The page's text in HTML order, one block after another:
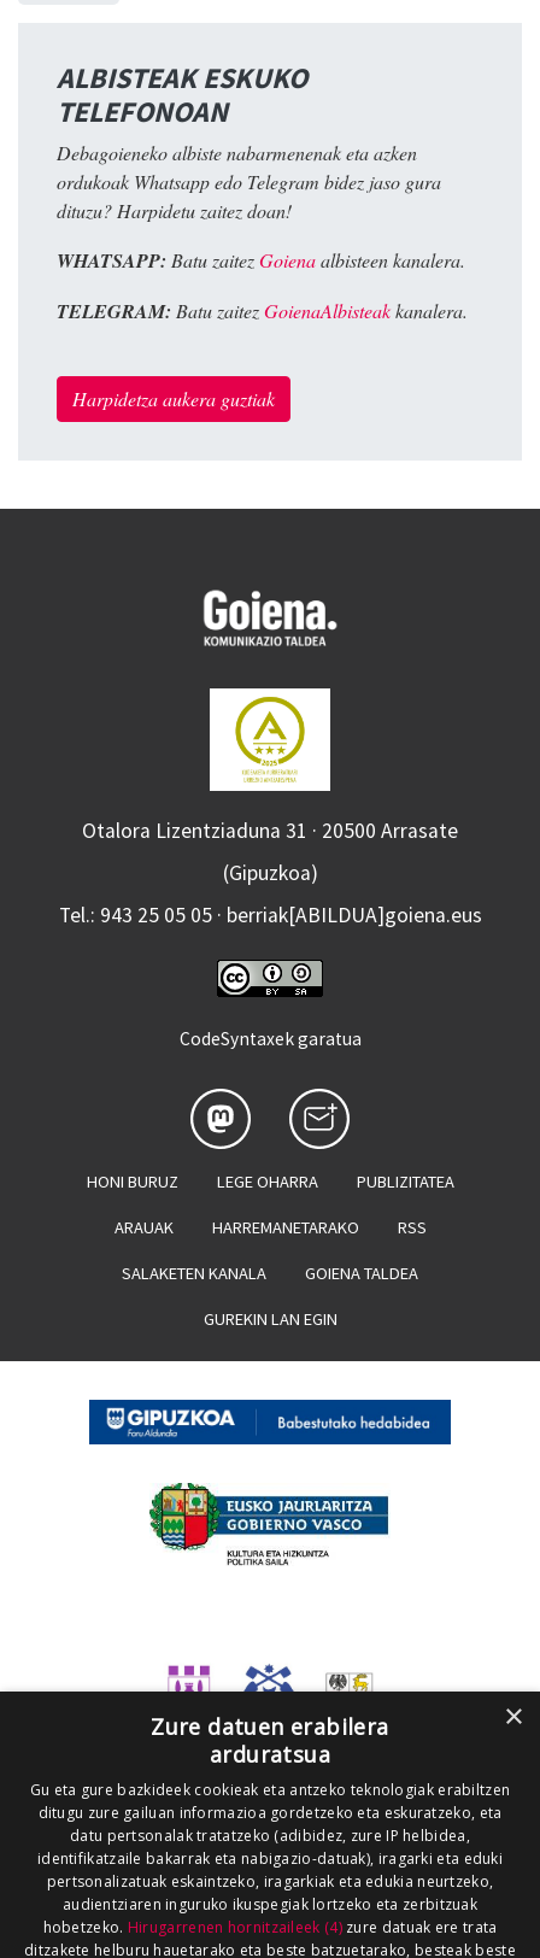
ALBISTEAK ESKUKO
TELEFONOAN
Debagoieneko albiste nabarmenenak eta azken
ordukoak Whatsapp edo Telegram bidez jaso gura
dituzu? Harpidetu zaitez doan!
WHATSAPP: Batu zaitezGoienaalbisteen kanalera.
TELEGRAM: Batu zaitezGoienaAlbisteakkanalera.
Harpidetza aukera guztiak
Otalora Lizentziaduna 31 · 20500 Arrasate
(Gipuzkoa)
Tel.: 943 25 05 05 · berriak[ABILDUA]goiena.eus
CodeSyntaxek garatua
HONI BURUZ LEGE OHARRA PUBLIZITATEA
ARAUAK HARREMANETARAKO RSS
SALAKETEN KANALA GOIENA TALDEA
GUREKIN LAN EGIN
×
Zure datuen erabilera
arduratsua
Gu eta gure bazkideek cookieak eta antzeko teknologiak erabiltzen
ditugu zure gailuan informazioa gordetzeko eta eskuratzeko, eta
datu pertsonalak tratatzeko (adibidez, zure IP helbidea,
identifikatzaile bakarrak eta nabigazio-datuak), iragarki eta eduki
pertsonalizatuak eskaintzeko, iragarkiak eta edukia neurtzeko,
audientziaren inguruko ikuspegiak lortzeko eta zerbitzuak
hobetzeko. Hirugarrenen hornitzaileek (4)zure datuak ere trata
ditzakete helburu hauetarako eta beste batzuetarako, besteak beste